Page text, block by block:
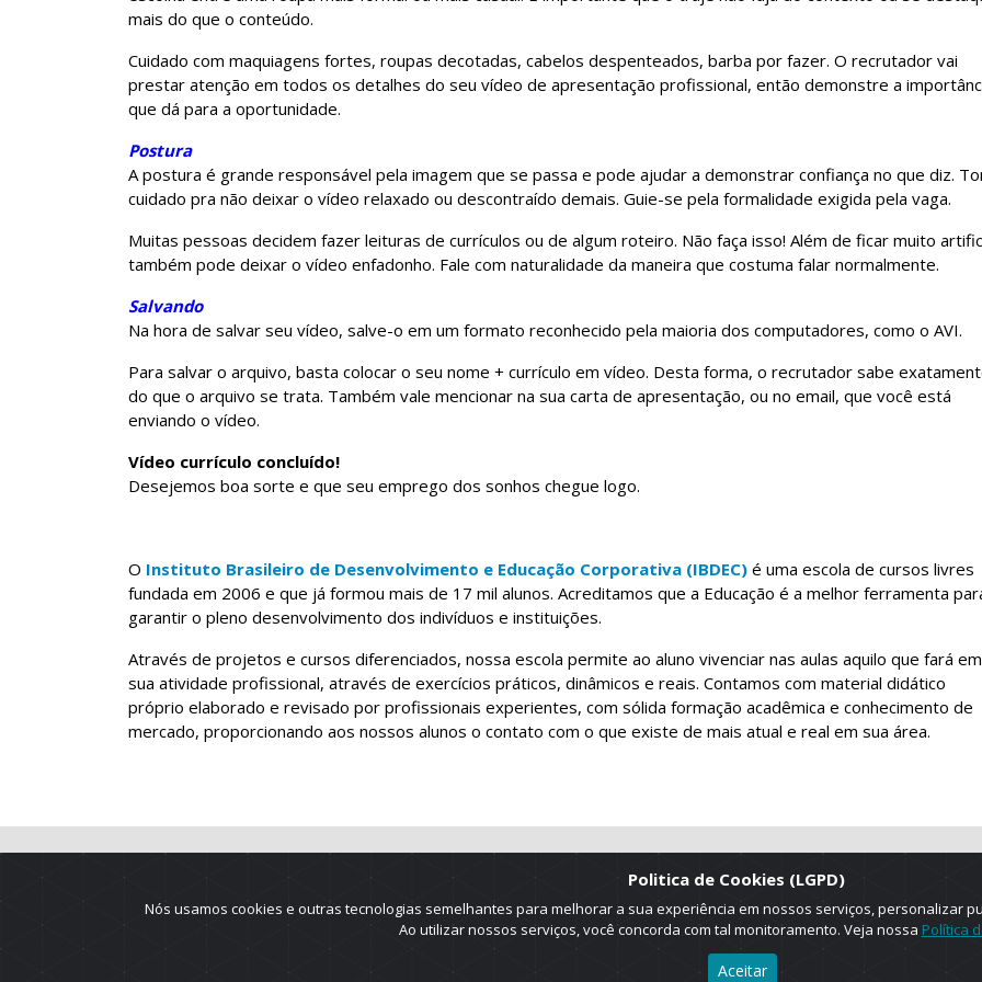
mais do que o conteúdo.
Cuidado com maquiagens fortes, roupas decotadas, cabelos despenteados, barba por fazer. O recrutador vai
prestar atenção em todos os detalhes do seu vídeo de apresentação profissional, então demonstre a
que dá para a oportunidade.
Postura
A postura é grande responsável pela imagem que se passa e pode ajudar a demonstrar confiança no que diz.
cuidado pra não deixar o vídeo relaxado ou descontraído demais. Guie-se pela formalidade exigida pela vaga.
Muitas pessoas decidem fazer leituras de currículos ou de algum roteiro. Não faça isso! Além de ficar muito
também pode deixar o vídeo enfadonho. Fale com naturalidade da maneira que costuma falar normalmente.
Salvando
Na hora de salvar seu vídeo, salve-o em um formato reconhecido pela maioria dos computadores, como o AVI.
Para salvar o arquivo, basta colocar o seu nome + currículo em vídeo. Desta forma, o recrutador sabe
do que o arquivo se trata. Também vale mencionar na sua carta de apresentação, ou no email, que você está
enviando o vídeo.
Vídeo currículo concluído!
Desejemos boa sorte e que seu emprego dos sonhos chegue logo.
O Instituto Brasileiro de Desenvolvimento e Educação Corporativa (IBDEC) é uma escola de cursos livres
fundada em 2006 e que já formou mais de 17 mil alunos. Acreditamos que a Educação é a melhor ferramenta
garantir o pleno desenvolvimento dos indivíduos e instituições.
Através de projetos e cursos diferenciados, nossa escola permite ao aluno vivenciar nas aulas aquilo que fará em
sua atividade profissional, através de exercícios práticos, dinâmicos e reais. Contamos com material didático
próprio elaborado e revisado por profissionais experientes, com sólida formação acadêmica e conhecimento de
mercado, proporcionando aos nossos alunos o contato com o que existe de mais atual e real em sua área.
Politica de Cookies (LGPD)
Nós usamos cookies e outras tecnologias semelhantes para melhorar a sua experiência em nossos serviços, personalizar
Ao utilizar nossos serviços, você concorda com tal monitoramento. Veja nossa Política
Aceitar